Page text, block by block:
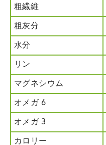
粗繊維
粗灰分
水分
リン
マグネシウム
オメガ 6
オメガ 3
カロリー